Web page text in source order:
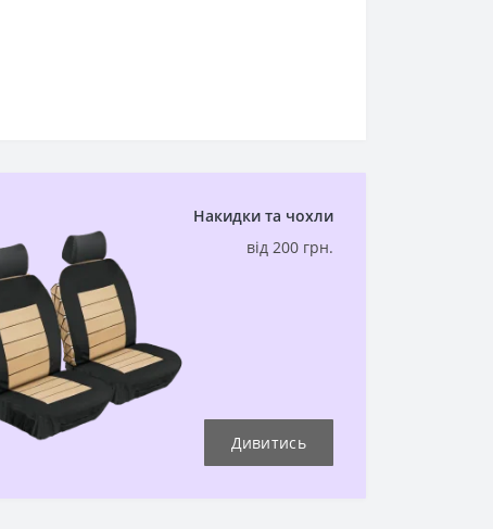
Накидки та чохли
від 200 грн.
Дивитись